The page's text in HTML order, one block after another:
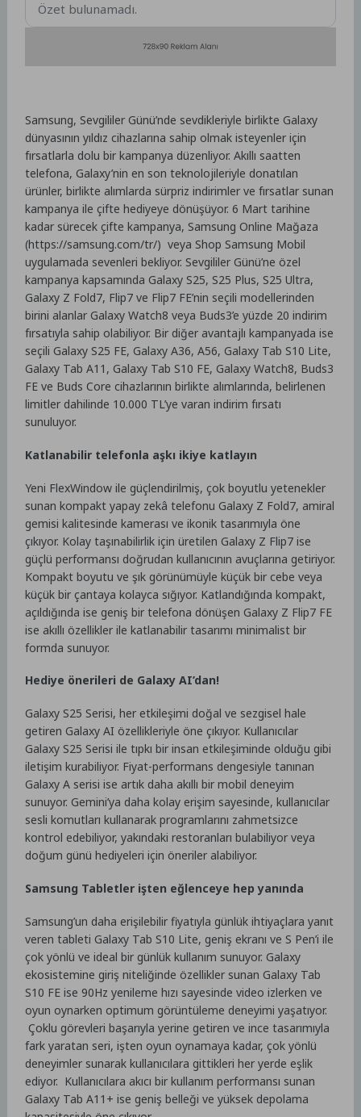
Özet bulunamadı.
Samsung, Sevgililer Günü’nde sevdikleriyle birlikte Galaxy
dünyasının yıldız cihazlarına sahip olmak isteyenler için
fırsatlarla dolu bir kampanya düzenliyor. Akıllı saatten
telefona, Galaxy’nin en son teknolojileriyle donatılan
ürünler, birlikte alımlarda sürpriz indirimler ve fırsatlar sunan
kampanya ile çifte hediyeye dönüşüyor. 6 Mart tarihine
kadar sürecek çifte kampanya, Samsung Online Mağaza
(https://samsung.com/tr/) veya Shop Samsung Mobil
uygulamada sevenleri bekliyor. Sevgililer Günü’ne özel
kampanya kapsamında Galaxy S25, S25 Plus, S25 Ultra,
Galaxy Z Fold7, Flip7 ve Flip7 FE’nin seçili modellerinden
birini alanlar Galaxy Watch8 veya Buds3’e yüzde 20 indirim
fırsatıyla sahip olabiliyor. Bir diğer avantajlı kampanyada ise
seçili Galaxy S25 FE, Galaxy A36, A56, Galaxy Tab S10 Lite,
Galaxy Tab A11, Galaxy Tab S10 FE, Galaxy Watch8, Buds3
FE ve Buds Core cihazlarının birlikte alımlarında, belirlenen
limitler dahilinde 10.000 TL’ye varan indirim fırsatı
sunuluyor.
Katlanabilir telefonla aşkı ikiye katlayın
Yeni FlexWindow ile güçlendirilmiş, çok boyutlu yetenekler
sunan kompakt yapay zekâ telefonu Galaxy Z Fold7, amiral
gemisi kalitesinde kamerası ve ikonik tasarımıyla öne
çıkıyor. Kolay taşınabilirlik için üretilen Galaxy Z Flip7 ise
güçlü performansı doğrudan kullanıcının avuçlarına getiriyor.
Kompakt boyutu ve şık görünümüyle küçük bir cebe veya
küçük bir çantaya kolayca sığıyor. Katlandığında kompakt,
açıldığında ise geniş bir telefona dönüşen Galaxy Z Flip7 FE
ise akıllı özellikler ile katlanabilir tasarımı minimalist bir
formda sunuyor.
Hediye önerileri de Galaxy AI’dan!
Galaxy S25 Serisi, her etkileşimi doğal ve sezgisel hale
getiren Galaxy AI özellikleriyle öne çıkıyor. Kullanıcılar
Galaxy S25 Serisi ile tıpkı bir insan etkileşiminde olduğu gibi
iletişim kurabiliyor. Fiyat-performans dengesiyle tanınan
Galaxy A serisi ise artık daha akıllı bir mobil deneyim
sunuyor. Gemini’ya daha kolay erişim sayesinde, kullanıcılar
sesli komutları kullanarak programlarını zahmetsizce
kontrol edebiliyor, yakındaki restoranları bulabiliyor veya
doğum günü hediyeleri için öneriler alabiliyor.
Samsung Tabletler işten eğlenceye hep yanında
Samsung’un daha erişilebilir fiyatıyla günlük ihtiyaçlara yanıt
veren tableti Galaxy Tab S10 Lite, geniş ekranı ve S Pen’i ile
çok yönlü ve ideal bir günlük kullanım sunuyor. Galaxy
ekosistemine giriş niteliğinde özellikler sunan Galaxy Tab
S10 FE ise 90Hz yenileme hızı sayesinde video izlerken ve
oyun oynarken optimum görüntüleme deneyimi yaşatıyor.
Çoklu görevleri başarıyla yerine getiren ve ince tasarımıyla
fark yaratan seri, işten oyun oynamaya kadar, çok yönlü
deneyimler sunarak kullanıcılara gittikleri her yerde eşlik
ediyor. Kullanıcılara akıcı bir kullanım performansı sunan
Galaxy Tab A11+ ise geniş belleği ve yüksek depolama